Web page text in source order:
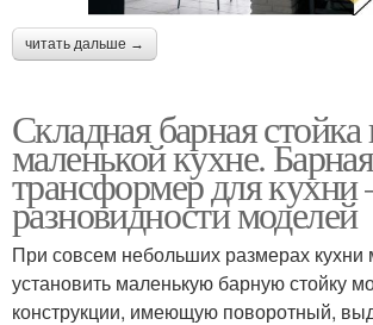
читать дальше →
Складная барная стойка
маленькой кухне.
трансформер для кухни
разновидности моделей
При совсем небольших размерах
установить маленькую барную стойку
конструкции, имеющую поворотный,